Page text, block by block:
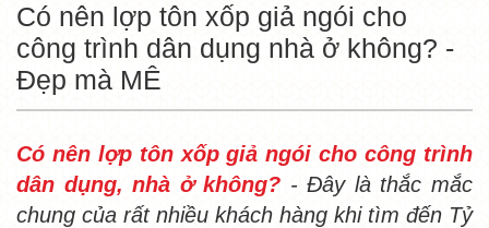
Có nên lợp tôn xốp giả ngói cho
công trình dân dụng nhà ở không? -
Đẹp mà MÊ
Có nên lợp tôn xốp giả ngói cho công trình
dân dụng, nhà ở không? - Đây là thắc mắc
chung của rất nhiều khách hàng khi tìm đến Tỷ